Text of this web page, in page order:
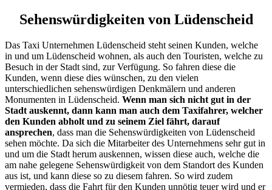
Sehenswürdigkeiten von Lüdenscheid
Das Taxi Unternehmen Lüdenscheid steht seinen Kunden, welche
in und um Lüdenscheid wohnen, als auch den Touristen, welche zu
Besuch in der Stadt sind, zur Verfügung. So fahren diese die
Kunden, wenn diese dies wünschen, zu den vielen
unterschiedlichen sehenswürdigen Denkmälern und anderen
Monumenten in Lüdenscheid. Wenn man sich nicht gut in der
Stadt auskennt, dann kann man auch dem Taxifahrer, welcher
den Kunden abholt und zu seinem Ziel fährt, darauf
ansprechen, dass man die Sehenswürdigkeiten von Lüdenscheid
sehen möchte. Da sich die Mitarbeiter des Unternehmens sehr gut in
und um die Stadt herum auskennen, wissen diese auch, welche die
am nahe gelegene Sehenswürdigkeit von dem Standort des Kunden
aus ist, und kann diese so zu diesem fahren. So wird zudem
vermieden, dass die Fahrt für den Kunden unnötig teuer wird und er